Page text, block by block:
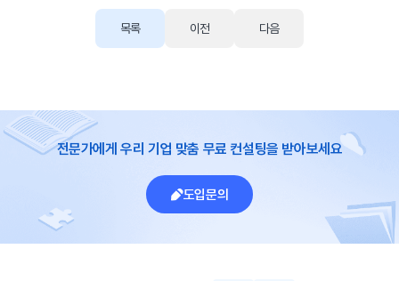
목록 이전 다음
전문가에게 우리 기업 맞춤 무료 컨설팅을 받아보세요
도입문의